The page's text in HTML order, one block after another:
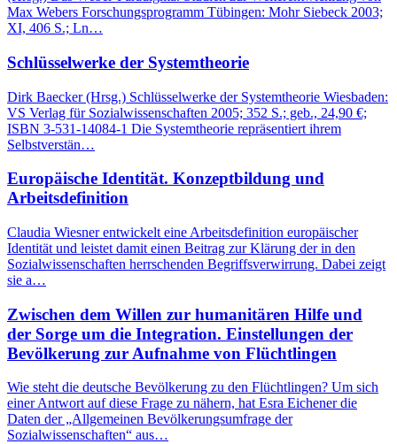
Max Webers Forschungsprogramm Tübingen: Mohr Siebeck 2003;
XI, 406 S.; Ln…
Schlüsselwerke der Systemtheorie
Dirk Baecker (Hrsg.) Schlüsselwerke der Systemtheorie Wiesbaden:
VS Verlag für Sozialwissenschaften 2005; 352 S.; geb., 24,90 €;
ISBN 3-531-14084-1 Die Systemtheorie repräsentiert ihrem
Selbstverstän…
Europäische Identität. Konzeptbildung und
Arbeitsdefinition
Claudia Wiesner entwickelt eine Arbeitsdefinition europäischer
Identität und leistet damit einen Beitrag zur Klärung der in den
Sozialwissenschaften herrschenden Begriffsverwirrung. Dabei zeigt
sie a…
Zwischen dem Willen zur humanitären Hilfe und
der Sorge um die Integration. Einstellungen der
Bevölkerung zur Aufnahme von Flüchtlingen
Wie steht die deutsche Bevölkerung zu den Flüchtlingen? Um sich
einer Antwort auf diese Frage zu nähern, hat Esra Eichener die
Daten der „Allgemeinen Bevölkerungsumfrage der
Sozialwissenschaften“ aus…